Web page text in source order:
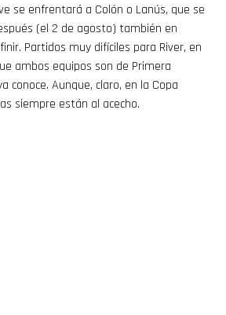
se enfrentará a Colón o Lanús, que se
(el 2 de agosto) también en
Partidos muy difíciles para River, en
ambos equipos son de Primera
conoce. Aunque, claro, en la Copa
siempre están al acecho.